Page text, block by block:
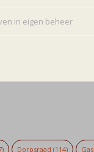
in eigen beheer
Dorpsraad (114)